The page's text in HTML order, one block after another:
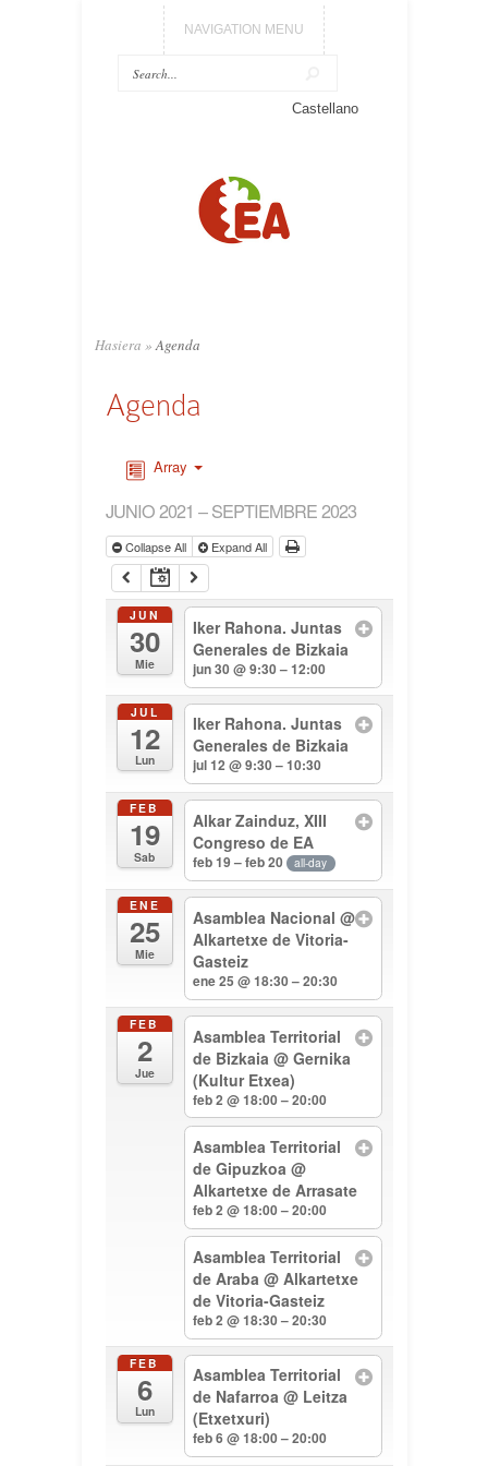
NAVIGATION MENU
Castellano
Hasiera » Agenda
Agenda
Array
JUNIO 2021 – SEPTIEMBRE 2023
Collapse All Expand All
JUN
30
Mie
Iker Rahona. Juntas
Generales de Bizkaia
jun 30 @ 9:30 – 12:00
JUL
12
Lun
Iker Rahona. Juntas
Generales de Bizkaia
jul 12 @ 9:30 – 10:30
FEB
19
Sab
Alkar Zainduz, XIII
Congreso de EA
feb 19 – feb 20 all-day
ENE
25
Mie
Asamblea Nacional@
Alkartetxe de Vitoria-
Gasteiz
ene 25 @ 18:30 – 20:30
FEB
2
Jue
Asamblea Territorial
de Bizkaia@ Gernika
(Kultur Etxea)
feb 2 @ 18:00 – 20:00
Asamblea Territorial
de Gipuzkoa@
Alkartetxe de Arrasate
feb 2 @ 18:00 – 20:00
Asamblea Territorial
de Araba@ Alkartetxe
de Vitoria-Gasteiz
feb 2 @ 18:30 – 20:30
FEB
6
Lun
Asamblea Territorial
de Nafarroa@ Leitza
(Etxetxuri)
feb 6 @ 18:00 – 20:00